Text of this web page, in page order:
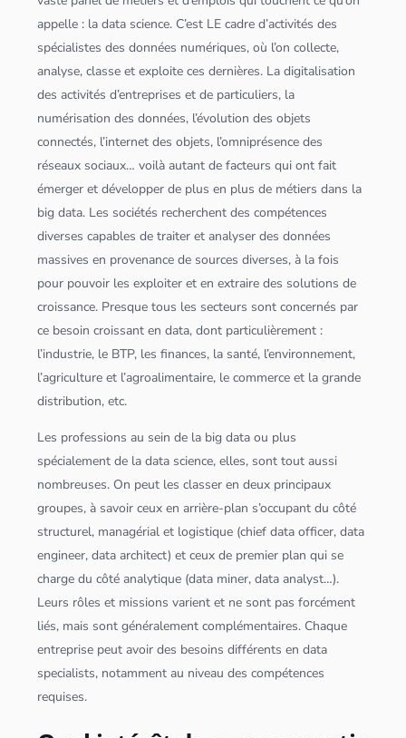
appelle : ladata science. C’est LE cadre d’activités des
spécialistes desdonnées numériques, où l’on collecte,
analyse, classe et exploite ces dernières. Ladigitalisation
des activités d’entreprises et de particuliers, la
numérisation desdonnées, l’évolution des objets
connectés, l’internet des objets, l’omniprésence des
réseaux sociaux… voilà autant de facteurs qui ont fait
émerger et développer de plus en plus de métiers dans la
big data. Les sociétés recherchent des compétences
diverses capables de traiter et analyser desdonnées
massives en provenance de sources diverses, à la fois
pour pouvoir les exploiter et en extraire des solutions de
croissance. Presque tous les secteurs sont concernés par
ce besoin croissant en data, dont particulièrement :
l’industrie, le BTP, les finances, la santé, l’environnement,
l’agriculture et l’agroalimentaire, le commerce et la grande
distribution, etc.
Les professions au sein de la big data ou plus
spécialement de ladata science, elles, sont tout aussi
nombreuses. On peut les classer en deux principaux
groupes, à savoir ceux en arrière-plan s’occupant du côté
structurel, managérial et logistique (chief data officer,data
engineer,data architect) et ceux de premier plan qui se
charge du côté analytique (data miner,data analyst…).
Leurs rôles et missions varient et ne sont pas forcément
liés, mais sont généralement complémentaires. Chaque
entreprise peut avoir des besoins différents en data
specialists, notamment au niveau des compétences
requises.